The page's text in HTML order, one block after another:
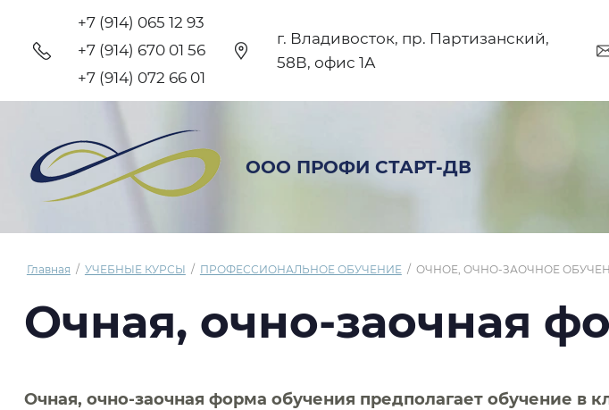
+7 (914) 065 12 93
+7 (914) 670 01 56
+7 (914) 072 66 01
г. Владивосток, пр. Партизанский,
58В, офис 1А
ООО ПРОФИ СТАРТ-ДВ
Главная / УЧЕБНЫЕ КУРСЫ / ПРОФЕССИОНАЛЬНОЕ ОБУЧЕНИЕ / ОЧНОЕ, ОЧНО-ЗАОЧНОЕ
Очная, очно-заочная
Очная, очно-заочная форма обучения предполагает обучение в